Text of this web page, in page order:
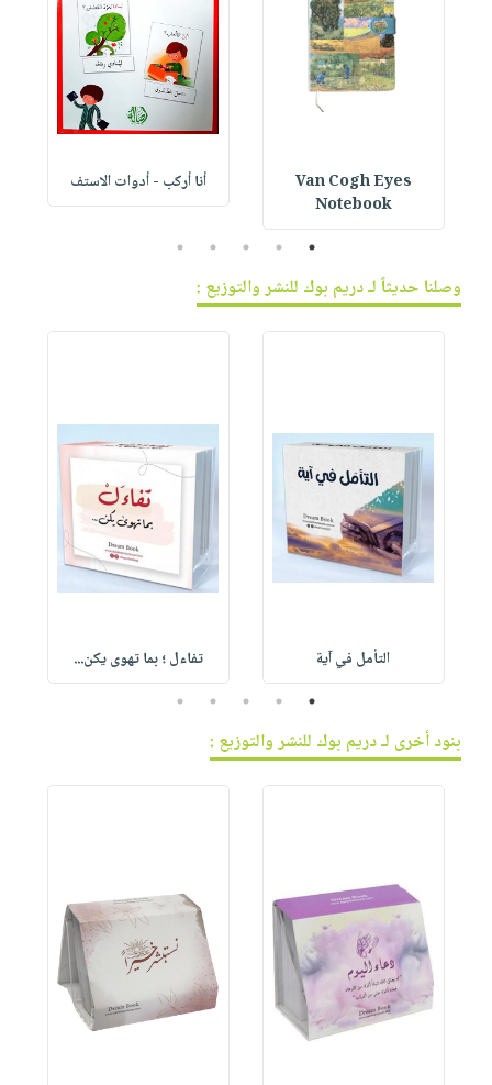
Van Cogh Eyes
Notebook
أنا أركب - أدوات الاستف
1
2
3
4
5
وصلنا حديثاً لـ دريم بوك للنشر والتوزيع :
التأمل في آية تفاءل ؛ بما تهوى يكن...
1
2
3
4
5
بنود أخرى لـ دريم بوك للنشر والتوزيع :